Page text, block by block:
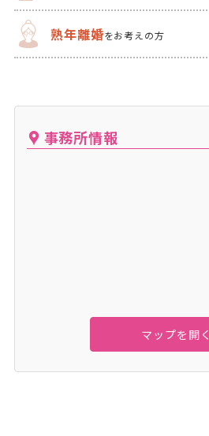
熟年離婚をお考えの方
事務所情報
マップを開く